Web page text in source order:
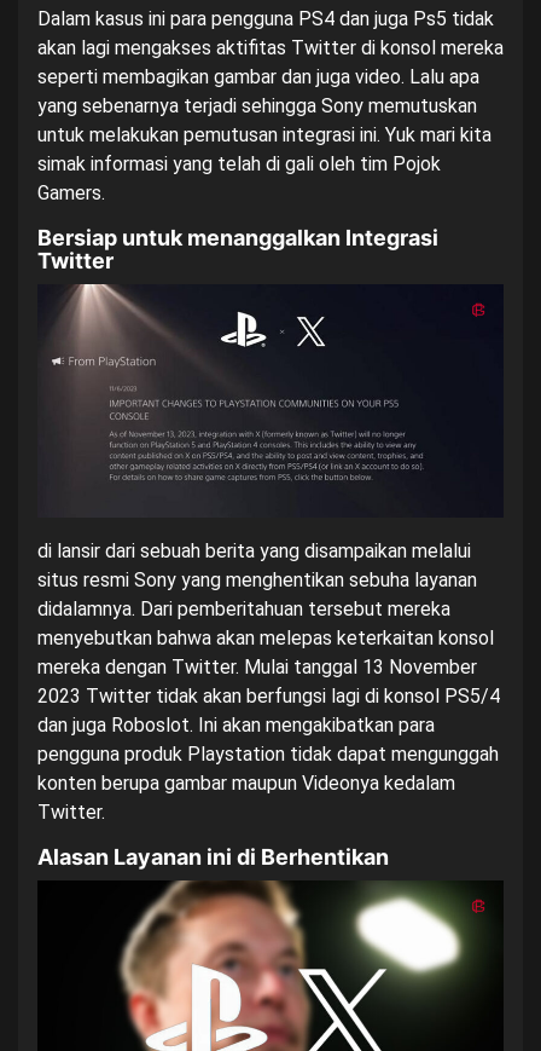
Dalam kasus ini para pengguna PS4 dan juga Ps5 tidak
akan lagi mengakses aktifitas Twitter di konsol mereka
seperti membagikan gambar dan juga video. Lalu apa
yang sebenarnya terjadi sehingga Sony memutuskan
untuk melakukan pemutusan integrasi ini. Yuk mari kita
simak informasi yang telah di gali oleh tim Pojok
Gamers.
Bersiap untuk menanggalkan Integrasi
Twitter
di lansir dari sebuah berita yang disampaikan melalui
situs resmi Sony yang menghentikan sebuha layanan
didalamnya. Dari pemberitahuan tersebut mereka
menyebutkan bahwa akan melepas keterkaitan konsol
mereka dengan Twitter. Mulai tanggal 13 November
2023 Twitter tidak akan berfungsi lagi di konsol PS5/4
dan juga Roboslot. Ini akan mengakibatkan para
pengguna produk Playstation tidak dapat mengunggah
konten berupa gambar maupun Videonya kedalam
Twitter.
Alasan Layanan ini di Berhentikan